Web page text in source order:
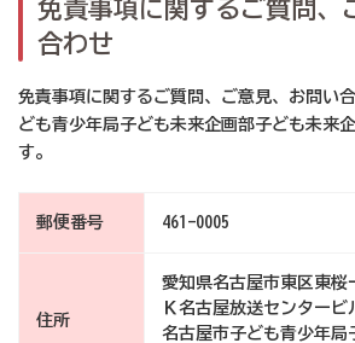
免責事項に関するご質問、
合わせ
免責事項に関するご質問、ご意見、お問い
ども青少年局子ども未来企画部子ども未来
す。
郵便番号 461-0005
住所
愛知県名古屋市東区東桜
Ｋ名古屋放送センタービ
名古屋市子ども青少年局